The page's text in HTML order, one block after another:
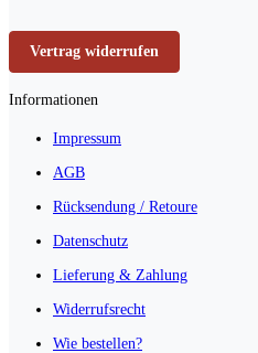
Vertrag widerrufen
Informationen
Impressum
AGB
Rücksendung / Retoure
Datenschutz
Lieferung & Zahlung
Widerrufsrecht
Wie bestellen?